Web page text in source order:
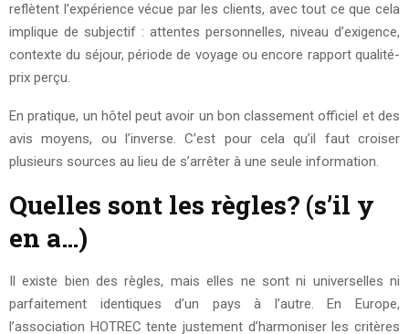
reflètent l’expérience vécue par les clients, avec tout ce que cela
implique de subjectif : attentes personnelles, niveau d’exigence,
contexte du séjour, période de voyage ou encore rapport qualité-
prix perçu.
En pratique, un hôtel peut avoir un bon classement officiel et des
avis moyens, ou l’inverse. C’est pour cela qu’il faut croiser
plusieurs sources au lieu de s’arrêter à une seule information.
Quelles sont les règles? (s’il y
en a…)
Il existe bien des règles, mais elles ne sont ni universelles ni
parfaitement identiques d’un pays à l’autre. En Europe,
l’association HOTREC tente justement d’harmoniser les critères